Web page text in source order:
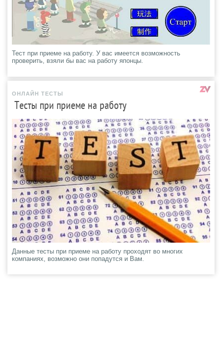
Тест при приеме на работу. У вас имеется возможность
проверить, взяли бы вас на работу японцы.
ОНЛАЙН ТЕСТЫ
Тесты при приеме на работу
Данные тесты при приеме на работу проходят во многих
компаниях, возможно они попадутся и Вам.